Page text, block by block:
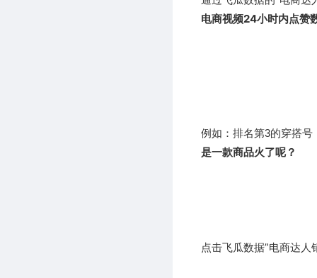
电商视频24小时内点赞
例如：排名第3的穿搭
是一款商品火了呢？
点击飞瓜数据”电商达人